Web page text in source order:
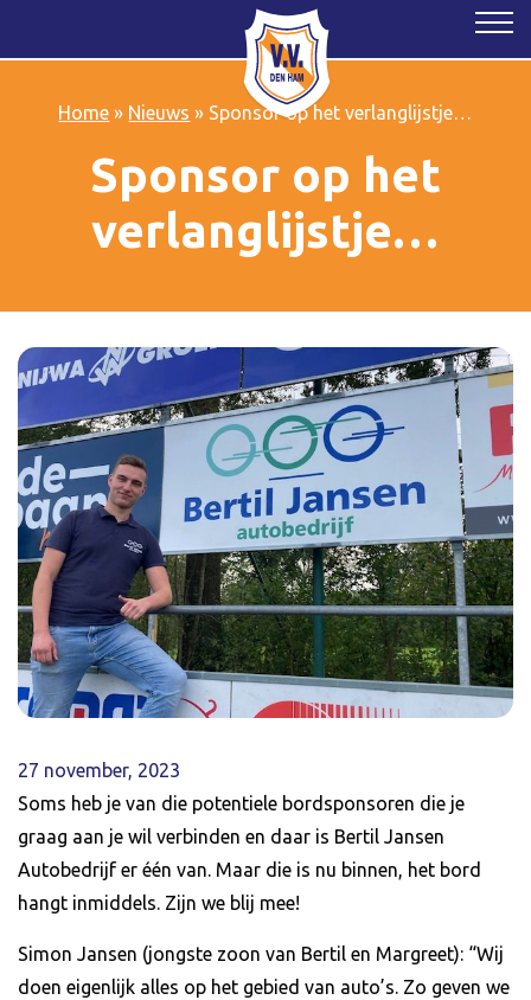
Home » Nieuws » Sponsor op het verlanglijstje…
Sponsor op het
verlanglijstje…
27 november, 2023
Soms heb je van die potentiele bordsponsoren die je
graag aan je wil verbinden en daar is Bertil Jansen
Autobedrijf er één van. Maar die is nu binnen, het bord
hangt inmiddels. Zijn we blij mee!
Simon Jansen (jongste zoon van Bertil en Margreet): “Wij
doen eigenlijk alles op het gebied van auto’s. Zo geven we